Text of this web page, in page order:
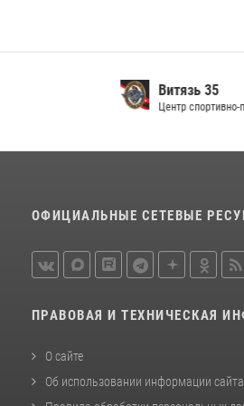
расправой
21 единицу оружия
Вологодской области
Витязь 35
Центр спортивно-
ОФИЦИАЛЬНЫЕ СЕТЕВЫЕ
ПРАВОВАЯ И ТЕХНИЧЕСКАЯ
О сайте
Об использовании информации сайта